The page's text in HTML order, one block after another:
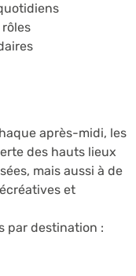
après-midi, les
des hauts lieux
mais aussi à de
et
par destination :